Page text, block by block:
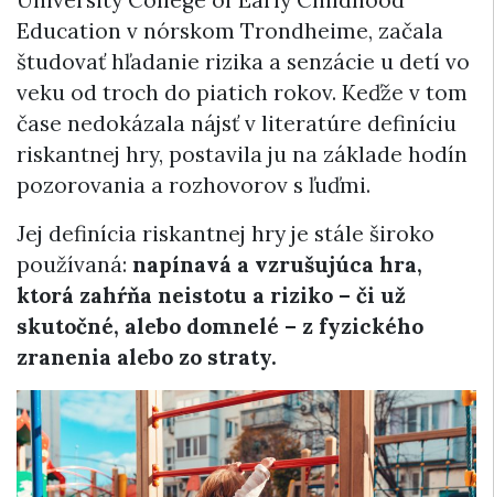
Education v nórskom Trondheime, začala
študovať hľadanie rizika a senzácie u detí vo
veku od troch do piatich rokov. Keďže v tom
čase nedokázala nájsť v literatúre definíciu
riskantnej hry, postavila ju na základe hodín
pozorovania a rozhovorov s ľuďmi.
Jej definícia riskantnej hry je stále široko
používaná: napínavá a vzrušujúca hra,
ktorá zahŕňa neistotu a riziko – či už
skutočné, alebo domnelé – z fyzického
zranenia alebo zo straty.